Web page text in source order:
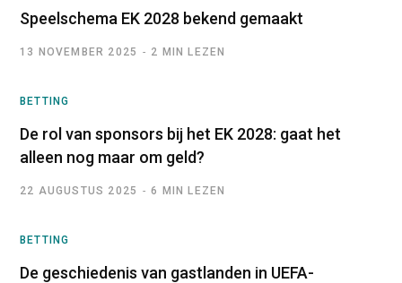
Speelschema EK 2028 bekend gemaakt
13 NOVEMBER 2025 2 MIN LEZEN
BETTING
De rol van sponsors bij het EK 2028: gaat het
alleen nog maar om geld?
22 AUGUSTUS 2025 6 MIN LEZEN
BETTING
De geschiedenis van gastlanden in UEFA-